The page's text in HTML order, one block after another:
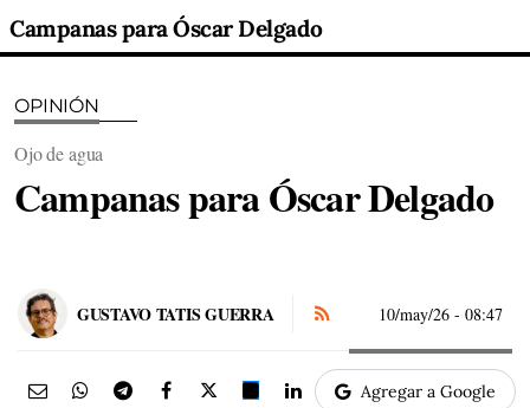
Campanas para Óscar Delgado
OPINIÓN
Ojo de agua
Campanas para Óscar Delgado
GUSTAVO TATIS GUERRA 10/may/26 - 08:47
Agregar a Google